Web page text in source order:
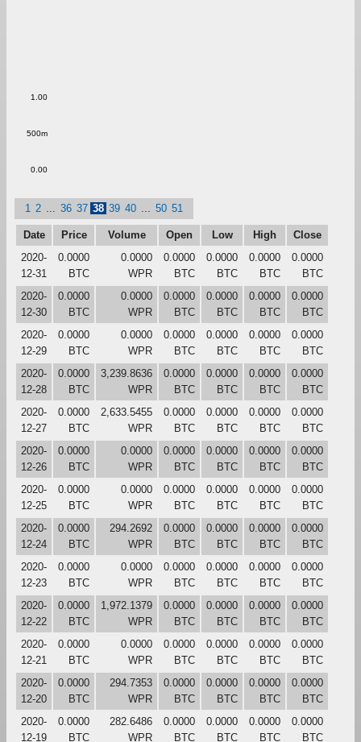
0.00
500m
1.00
1 2 36 37 38 39 40 50 51
Date Price Volume Open Low High
Close
2020-
12-31
0.0000
BTC
0.0000
WPR
0.0000
BTC
0.0000
BTC
0.0000
BTC
0.0000
BTC
2020-
12-30
0.0000
BTC
0.0000
WPR
0.0000
BTC
0.0000
BTC
0.0000
BTC
0.0000
BTC
2020-
12-29
0.0000
BTC
0.0000
WPR
0.0000
BTC
0.0000
BTC
0.0000
BTC
0.0000
BTC
2020-
12-28
0.0000
BTC
3,239.8636
WPR
0.0000
BTC
0.0000
BTC
0.0000
BTC
0.0000
BTC
2020-
12-27
0.0000
BTC
2,633.5455
WPR
0.0000
BTC
0.0000
BTC
0.0000
BTC
0.0000
BTC
2020-
12-26
0.0000
BTC
0.0000
WPR
0.0000
BTC
0.0000
BTC
0.0000
BTC
0.0000
BTC
2020-
12-25
0.0000
BTC
0.0000
WPR
0.0000
BTC
0.0000
BTC
0.0000
BTC
0.0000
BTC
2020-
12-24
0.0000
BTC
294.2692
WPR
0.0000
BTC
0.0000
BTC
0.0000
BTC
0.0000
BTC
2020-
12-23
0.0000
BTC
0.0000
WPR
0.0000
BTC
0.0000
BTC
0.0000
BTC
0.0000
BTC
2020-
12-22
0.0000
BTC
1,972.1379
WPR
0.0000
BTC
0.0000
BTC
0.0000
BTC
0.0000
BTC
2020-
12-21
0.0000
BTC
0.0000
WPR
0.0000
BTC
0.0000
BTC
0.0000
BTC
0.0000
BTC
2020-
12-20
0.0000
BTC
294.7353
WPR
0.0000
BTC
0.0000
BTC
0.0000
BTC
0.0000
BTC
2020-
12-19
0.0000
BTC
282.6486
WPR
0.0000
BTC
0.0000
BTC
0.0000
BTC
0.0000
BTC